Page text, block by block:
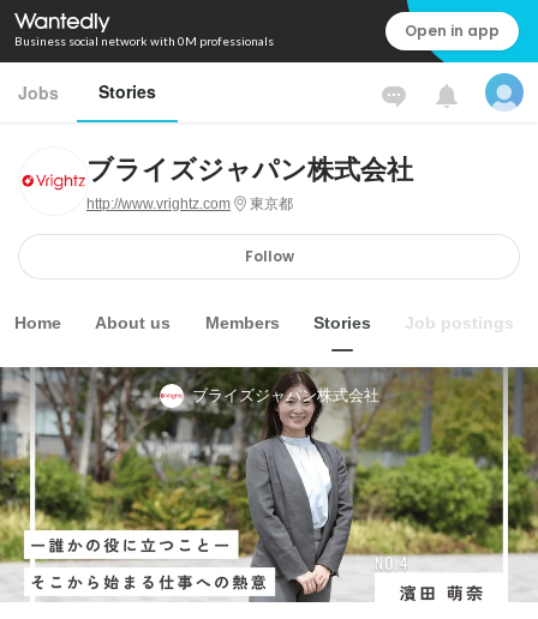
Business social network with 0M professionals Open in app
Jobs Stories
ブライズジャパン株式会社
http://www.vrightz.com 東京都
Follow
Home About us Members Stories Job postings
ブライズジャパン株式会社